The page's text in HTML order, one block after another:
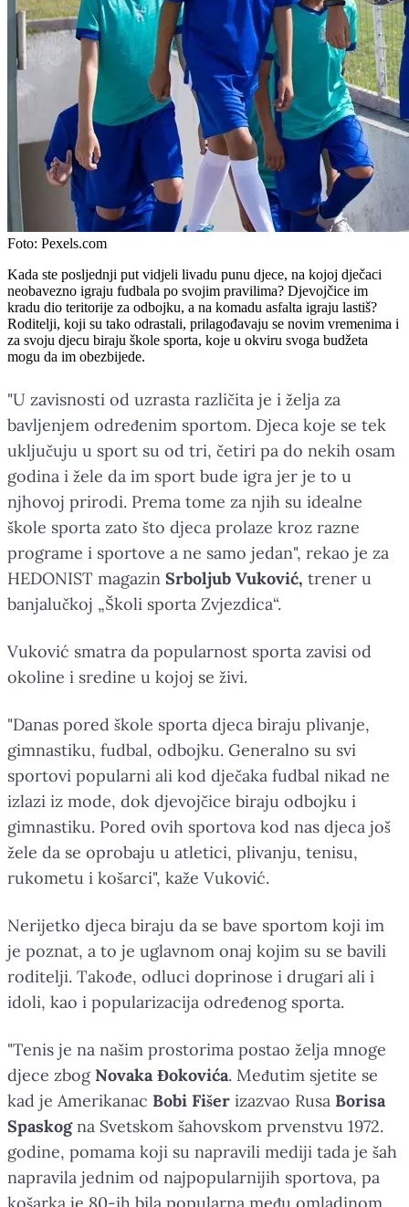
Foto: Pexels.com
Kada ste posljednji put vidjeli livadu punu djece, na kojoj dječaci
neobavezno igraju fudbala po svojim pravilima? Djevojčice im
kradu dio teritorije za odbojku, a na komadu asfalta igraju lastiš?
Roditelji, koji su tako odrastali, prilagođavaju se novim vremenima i
za svoju djecu biraju škole sporta, koje u okviru svoga budžeta
mogu da im obezbijede.
"U zavisnosti od uzrasta različita je i želja za
bavljenjem određenim sportom. Djeca koje se tek
uključuju u sport su od tri, četiri pa do nekih osam
godina i žele da im sport bude igra jer je to u
njhovoj prirodi. Prema tome za njih su idealne
škole sporta zato što djeca prolaze kroz razne
programe i sportove a ne samo jedan", rekao je za
HEDONIST magazin Srboljub Vuković, trener u
banjalučkoj „Školi sporta Zvjezdica“.
Vuković smatra da popularnost sporta zavisi od
okoline i sredine u kojoj se živi.
"Danas pored škole sporta djeca biraju plivanje,
gimnastiku, fudbal, odbojku. Generalno su svi
sportovi popularni ali kod dječaka fudbal nikad ne
izlazi iz mode, dok djevojčice biraju odbojku i
gimnastiku. Pored ovih sportova kod nas djeca još
žele da se oprobaju u atletici, plivanju, tenisu,
rukometu i košarci", kaže Vuković.
Nerijetko djeca biraju da se bave sportom koji im
je poznat, a to je uglavnom onaj kojim su se bavili
roditelji. Takođe, odluci doprinose i drugari ali i
idoli, kao i popularizacija određenog sporta.
"Tenis je na našim prostorima postao želja mnoge
djece zbogNovaka Đokovića. Međutim sjetite se
kad je Amerikanac Bobi Fišer izazvao Rusa Borisa
Spaskogna Svetskom šahovskom prvenstvu 1972.
godine, pomama koji su napravili mediji tada je šah
napravila jednim od najpopularnijih sportova, pa
košarka je 80-ih bila popularna među omladinom,